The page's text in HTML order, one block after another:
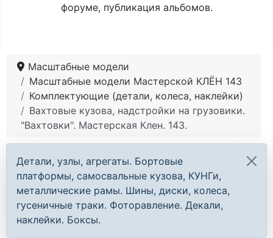
форуме, публикация альбомов.
Масштабные модели
Масштабные модели Мастерской КЛЁН 143
Комплектующие (детали, колеса, наклейки)
Вахтовые кузова, надстройки на грузовики.
"Вахтовки". Мастерская Клен. 143.
Детали, узлы, агрегаты. Бортовые
платформы, самосвальные кузова, КУНГи,
металлические рамы. Шины, диски, колеса,
гусеничные траки. Фоторавление. Декали,
наклейки. Боксы.